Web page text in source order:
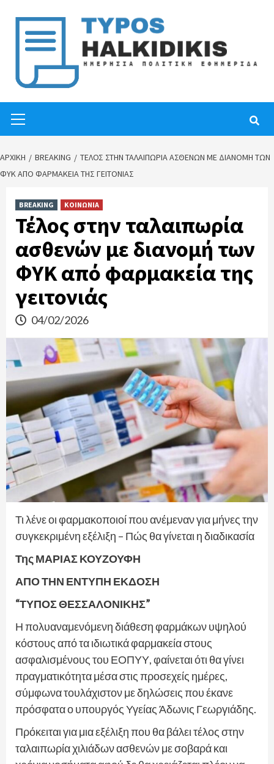
content
Menu
ΑΡΧΙΚΉ BREAKING
ΤΈΛΟΣ ΣΤΗΝ ΤΑΛΑΙΠΩΡΊΑ ΑΣΘΕΝΏΝ ΜΕ ΔΙΑΝΟΜΉ ΤΩΝ
ΦΥΚ ΑΠΌ ΦΑΡΜΑΚΕΊΑ ΤΗΣ ΓΕΙΤΟΝΙΆΣ
BREAKING ΚΟΙΝΩΝΙΑ
Τέλος στην ταλαιπωρία
ασθενών με διανομή των
ΦΥΚ από φαρμακεία της
γειτονιάς
04/02/2026
Τι λένε οι φαρμακοποιοί που ανέμεναν για μήνες την
συγκεκριμένη εξέλιξη – Πώς θα γίνεται η διαδικασία
Της ΜΑΡΙΑΣ ΚΟΥΖΟΥΦΗ
ΑΠΟ ΤΗΝ ΕΝΤΥΠΗ ΕΚΔΟΣΗ
“ΤΥΠΟΣ ΘΕΣΣΑΛΟΝΙΚΗΣ”
Η πολυαναμενόμενη διάθεση φαρμάκων υψηλού
κόστους από τα ιδιωτικά φαρμακεία στους
ασφαλισμένους του ΕΟΠΥΥ, φαίνεται ότι θα γίνει
πραγματικότητα μέσα στις προσεχείς ημέρες,
σύμφωνα τουλάχιστον με δηλώσεις που έκανε
πρόσφατα ο υπουργός Υγείας Άδωνις Γεωργιάδης.
Πρόκειται για μια εξέλιξη που θα βάλει τέλος στην
ταλαιπωρία χιλιάδων ασθενών με σοβαρά και